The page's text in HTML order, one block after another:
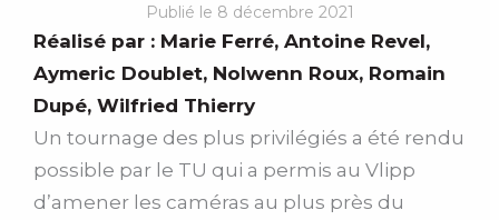
Publié le 8 décembre 2021
Réalisé par : Marie Ferré, Antoine Revel,
Aymeric Doublet, Nolwenn Roux, Romain
Dupé, Wilfried Thierry
Un tournage des plus privilégiés a été rendu
possible par le TU qui a permis au Vlipp
d’amener les caméras au plus près du